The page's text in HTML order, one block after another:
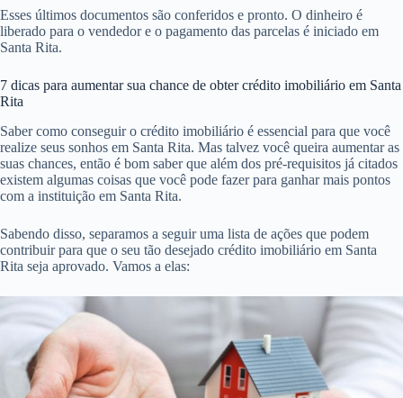
Esses últimos documentos são conferidos e pronto. O dinheiro é
liberado para o vendedor e o pagamento das parcelas é iniciado em
Santa Rita.
7 dicas para aumentar sua chance de obter crédito imobiliário em Santa
Rita
Saber como conseguir o crédito imobiliário é essencial para que você
realize seus sonhos em Santa Rita. Mas talvez você queira aumentar as
suas chances, então é bom saber que além dos pré-requisitos já citados
existem algumas coisas que você pode fazer para ganhar mais pontos
com a instituição em Santa Rita.
Sabendo disso, separamos a seguir uma lista de ações que podem
contribuir para que o seu tão desejado crédito imobiliário em Santa
Rita seja aprovado. Vamos a elas: